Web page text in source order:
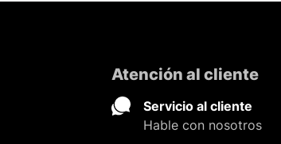
Atención al cliente
Servicio al cliente
Hable con nosotros